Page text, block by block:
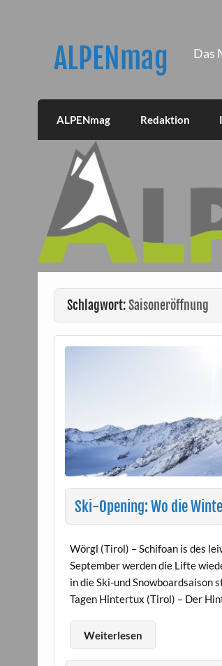
ALPENmag Das
ALPENmag Redaktion
Schlagwort:Saisoneröffnung
Ski-Opening: Wo die
Wörgl (Tirol) – Schifoan is des
September werden die Lifte
in die Ski-und
Tagen Hintertux (Tirol) – Der
Weiterlesen